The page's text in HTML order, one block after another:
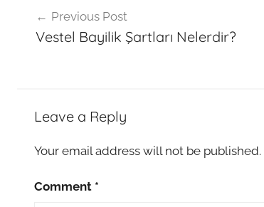
t
C
e
a
navigation
Previous Post
Vestel Bayilik Şartları Nelerdir?
Leave a Reply
Your email address will not be published.
Comment *